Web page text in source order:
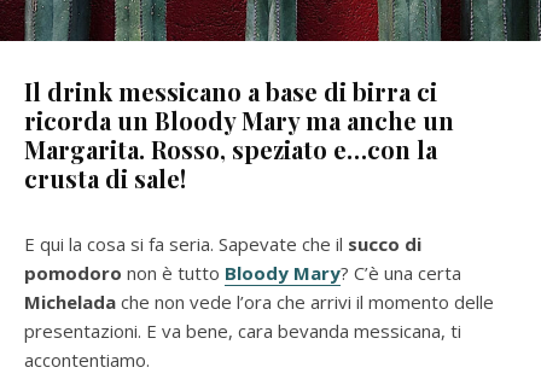
Il drink messicano a base di birra ci
ricorda un Bloody Mary ma anche un
Margarita. Rosso, speziato e…con la
crusta di sale!
E qui la cosa si fa seria. Sapevate che il succo di
pomodoro non è tutto Bloody Mary? C’è una certa
Michelada che non vede l’ora che arrivi il momento delle
presentazioni. E va bene, cara bevanda messicana, ti
accontentiamo.